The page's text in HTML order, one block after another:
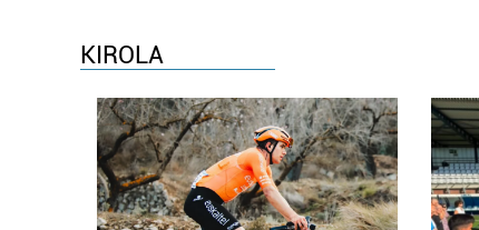
KIROLA